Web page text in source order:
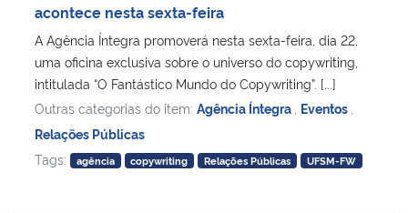
acontece nesta sexta-feira
A Agência Íntegra promoverá nesta sexta-feira, dia 22,
uma oficina exclusiva sobre o universo do copywriting,
intitulada “O Fantástico Mundo do Copywriting”. [...]
Outras categorias do item: Agência Íntegra Eventos
Relações Públicas
Tags:
agência copywriting Relações Públicas UFSM-FW